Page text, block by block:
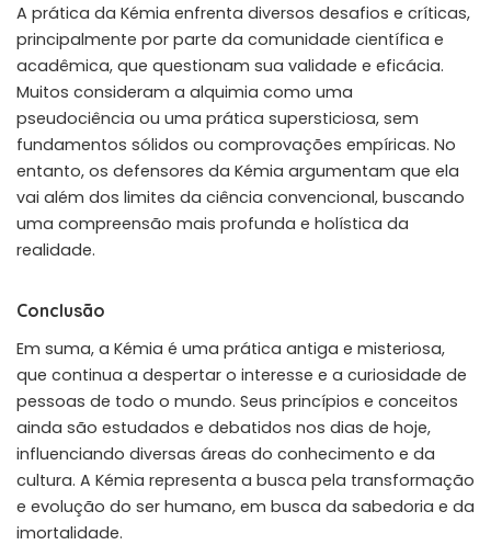
A prática da Kémia enfrenta diversos desafios e críticas,
principalmente por parte da comunidade científica e
acadêmica, que questionam sua validade e eficácia.
Muitos consideram a alquimia como uma
pseudociência ou uma prática supersticiosa, sem
fundamentos sólidos ou comprovações empíricas. No
entanto, os defensores da Kémia argumentam que ela
vai além dos limites da ciência convencional, buscando
uma compreensão mais profunda e holística da
realidade.
Conclusão
Em suma, a Kémia é uma prática antiga e misteriosa,
que continua a despertar o interesse e a curiosidade de
pessoas de todo o mundo. Seus princípios e conceitos
ainda são estudados e debatidos nos dias de hoje,
influenciando diversas áreas do conhecimento e da
cultura. A Kémia representa a busca pela transformação
e evolução do ser humano, em busca da sabedoria e da
imortalidade.